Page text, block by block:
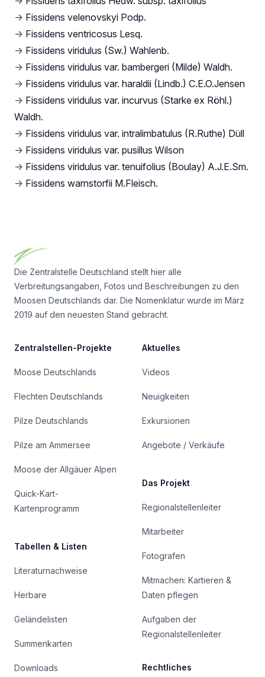
→ Fissidens velenovskyi Podp.
→ Fissidens ventricosus Lesq.
→ Fissidens viridulus (Sw.) Wahlenb.
→ Fissidens viridulus var. bambergeri (Milde) Waldh.
→ Fissidens viridulus var. haraldii (Lindb.) C.E.O.Jensen
→ Fissidens viridulus var. incurvus (Starke ex Röhl.)
Waldh.
→ Fissidens viridulus var. intralimbatulus (R.Ruthe) Düll
→ Fissidens viridulus var. pusillus Wilson
→ Fissidens viridulus var. tenuifolius (Boulay) A.J.E.Sm.
→ Fissidens warnstorfii M.Fleisch.
Die Zentralstelle Deutschland stellt hier alle
Verbreitungsangaben, Fotos und Beschreibungen zu den
Moosen Deutschlands dar. Die Nomenklatur wurde im März
2019 auf den neuesten Stand gebracht.
Zentralstellen-Projekte
Moose Deutschlands
Flechten Deutschlands
Pilze Deutschlands
Pilze am Ammersee
Moose der Allgäuer Alpen
Quick-Kart-
Kartenprogramm
Tabellen & Listen
Literaturnachweise
Herbare
Geländelisten
Summenkarten
Downloads
Aktuelles
Videos
Neuigkeiten
Exkursionen
Angebote / Verkäufe
Das Projekt
Regionalstellenleiter
Mitarbeiter
Fotografen
Mitmachen: Kartieren &
Daten pflegen
Aufgaben der
Regionalstellenleiter
Rechtliches